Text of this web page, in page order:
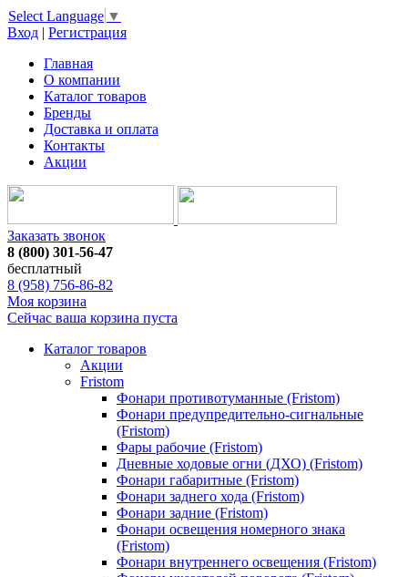
Select Language ▼
Вход | Регистрация
Главная
О компании
Каталог товаров
Бренды
Доставка и оплата
Контакты
Акции
Заказать звонок
8 (800) 301-56-47
бесплатный
8 (958) 756-86-82
Моя корзина
Сейчас ваша корзина пуста
Каталог товаров
Акции
Fristom
Фонари противотуманные (Fristom)
Фонари предупредительно-сигнальные
(Fristom)
Фары рабочие (Fristom)
Дневные ходовые огни (ДХО) (Fristom)
Фонари габаритные (Fristom)
Фонари заднего хода (Fristom)
Фонари задние (Fristom)
Фонари освещения номерного знака
(Fristom)
Фонари внутреннего освещения (Fristom)